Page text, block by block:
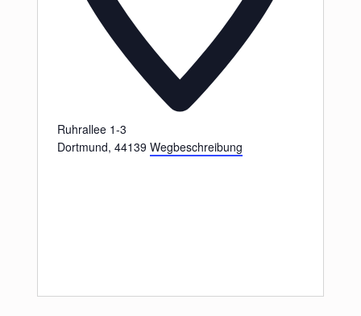
Ruhrallee 1-3
Dortmund, 44139 Wegbeschreibung